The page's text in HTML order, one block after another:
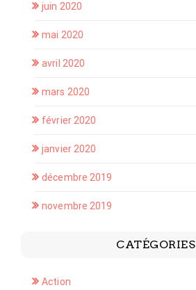
juin 2020
mai 2020
avril 2020
mars 2020
février 2020
janvier 2020
décembre 2019
novembre 2019
CATÉGORIES
Action